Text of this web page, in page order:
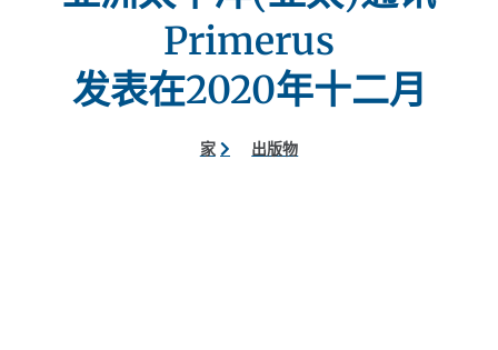
Primerus
发表在2020年十二月
家 出版物